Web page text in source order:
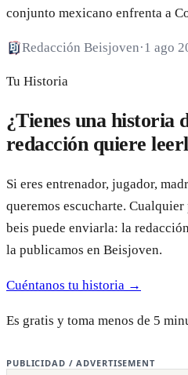
conjunto mexicano enfrenta a
Redacción Beisjoven·1 ago
Tu Historia
¿Tienes una historia
redacción quiere
Si eres entrenador, jugador,
queremos escucharte.
beis puede enviarla: la
la publicamos en Beisjoven.
Cuéntanos tu historia →
Es gratis y toma menos de 5
PUBLICIDAD / ADVERTISEMENT